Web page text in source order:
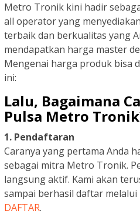
Metro Tronik kini hadir
all operator yang
terbaik dan berkualitas yang
mendapatkan harga master
Mengenai harga produk bisa
ini:
Lalu, Bagaimana
Pulsa Metro
1. Pendaftaran
Caranya yang pertama Anda
sebagai mitra Metro Tronik.
langsung aktif. Kami akan
sampai berhasil daftar
DAFTAR.